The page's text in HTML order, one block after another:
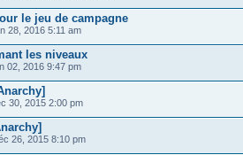
le jeu de campagne
28, 2016 5:11 am
les niveaux
02, 2016 9:47 pm
30, 2015 2:00 pm
26, 2015 8:10 pm